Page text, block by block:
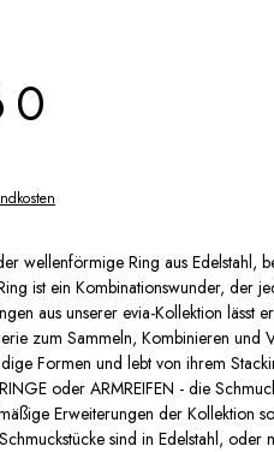
wellenförmige Ring aus Edelstahl,
ist ein Kombinationswunder, der
aus unserer evia-Kollektion lässt
zum Sammeln, Kombinieren und
Formen und lebt von ihrem
oder ARMREIFEN - die
Erweiterungen der Kollektion
sind in Edelstahl, oder